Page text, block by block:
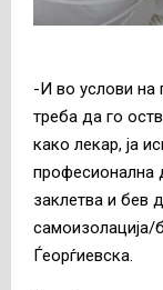
-И во услови на
треба да го
како лекар, ја
професионална
заклетва и бев
самоизолација/
Ѓеорѓиевска.